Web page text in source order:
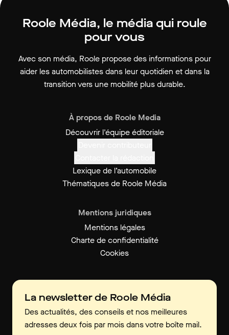
Roole Média, le média qui roule
pour vous
Avec son média, Roole propose des informations pour
aider les automobilistes dans leur quotidien et dans la
transition vers une mobilité plus durable.
À propos de Roole Media
Découvrir l'équipe éditoriale
Lexique de l’automobile
Thématiques de Roole Média
Mentions juridiques
Mentions légales
Charte de confidentialité
Cookies
La newsletter de Roole Média
Des actualités, des conseils et nos meilleures
adresses deux fois par mois dans votre boîte mail.